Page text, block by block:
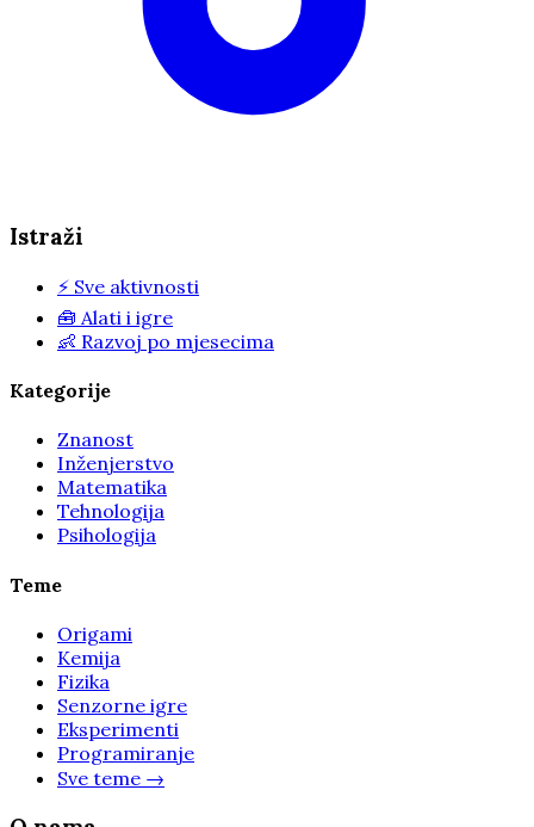
Istraži
⚡ Sve aktivnosti
🧰 Alati i igre
👶 Razvoj po mjesecima
Kategorije
Znanost
Inženjerstvo
Matematika
Tehnologija
Psihologija
Teme
Origami
Kemija
Fizika
Senzorne igre
Eksperimenti
Programiranje
Sve teme →